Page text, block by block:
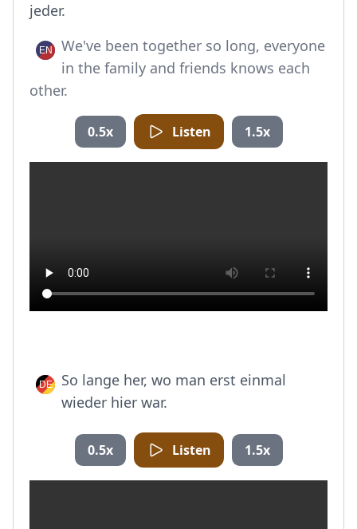
jeder.
We've been together so long, everyone
in the family and friends knows each
other.
0.5x Listen 1.5x
So lange her, wo man erst einmal
wieder hier war.
0.5x Listen 1.5x